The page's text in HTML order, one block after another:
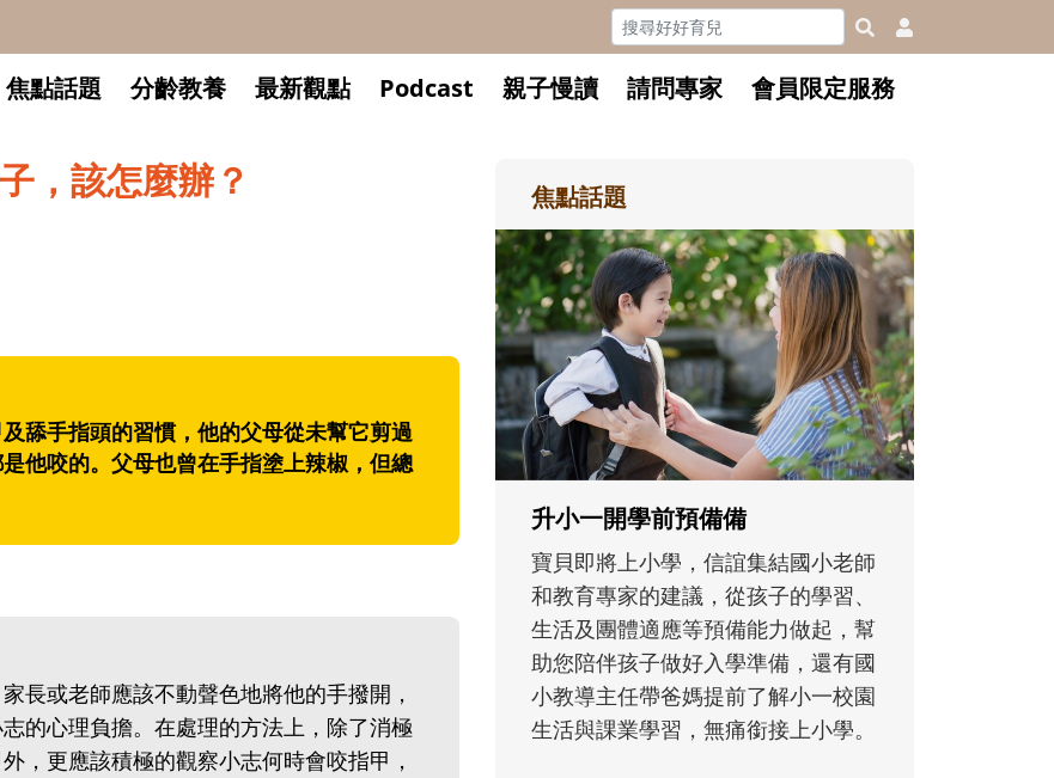
焦點話題 分齡教養 最新觀點 Podcast 親子慢讀 請問專家 會員限定服務
，該怎麼辦？
手指頭的習慣，他的父母從未幫它剪過
他咬的。父母也曾在手指塗上辣椒，但總
長或老師應該不動聲色地將他的手撥開，
的心理負擔。在處理的方法上，除了消極
，更應該積極的觀察小志何時會咬指甲，
焦點話題
寶貝即將上小學，信誼集結國小老師
和教育專家的建議，從孩子的學習、
生活及團體適應等預備能力做起，幫
助您陪伴孩子做好入學準備，還有國
小教導主任帶爸媽提前了解小一校園
生活與課業學習，無痛銜接上小學。
和孩子一起長大的那個男人│讀
懂父親的不同模樣
沒有人天生就擅長當爸爸！男人總是
在一次次「前所未有」的體驗中，跟
著孩子一起長大。從給予安全感的肢
體遊戲，到獨立自主、角色認同及解
決問題的能力養成。爸爸正嘗試用不
同的模樣，參與孩子每個重要的成長
歷程。